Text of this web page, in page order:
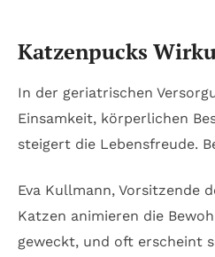
Katzenpucks
In der geriatrischen
Einsamkeit, körperlichen
steigert die Lebensfreude.
Eva Kullmann, Vorsitzende
Katzen animieren die
geweckt, und oft erscheint